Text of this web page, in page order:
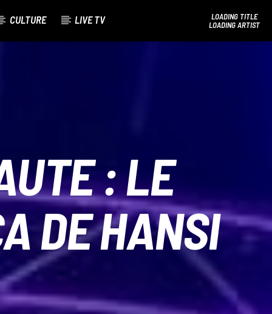
CULTURE LIVE TV
LOADING TITLE
LOADING ARTIST
: LE
DE HANSI